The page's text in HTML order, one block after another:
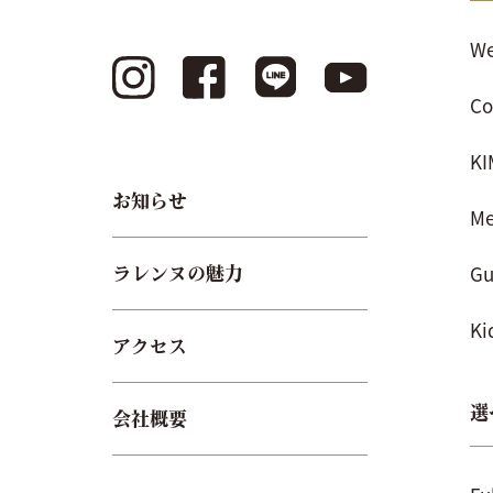
お知らせ
ラレンヌの魅力
アクセス
会社概要 選